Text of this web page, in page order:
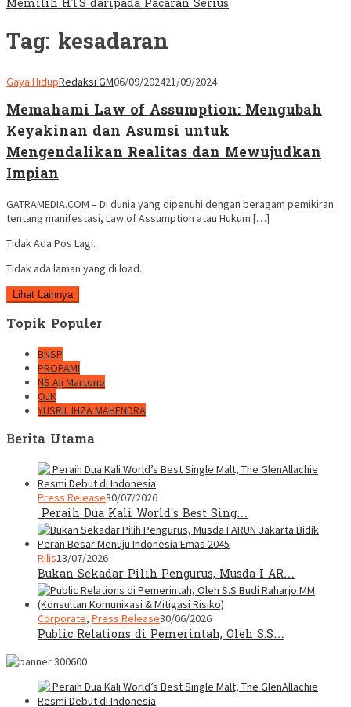
Memilih HTS daripada Pacaran Serius
Tag: kesadaran
Gaya HidupRedaksi GM06/09/202421/09/2024
Memahami Law of Assumption: Mengubah
Keyakinan dan Asumsi untuk
Mengendalikan Realitas dan Mewujudkan
Impian
GATRAMEDIA.COM – Di dunia yang dipenuhi dengan beragam pemikiran
tentang manifestasi, Law of Assumption atau Hukum […]
Tidak Ada Pos Lagi.
Tidak ada laman yang di load.
Lihat Lainnya
Topik Populer
BNSP
PROPAMI
NS Aji Martono
OJK
YUSRIL IHZA MAHENDRA
Berita Utama
Press Release30/07/2026
Peraih Dua Kali World’s Best Sing…
Rilis13/07/2026
Bukan Sekadar Pilih Pengurus, Musda I AR…
Corporate, Press Release30/06/2026
Public Relations di Pemerintah, Oleh S.S…